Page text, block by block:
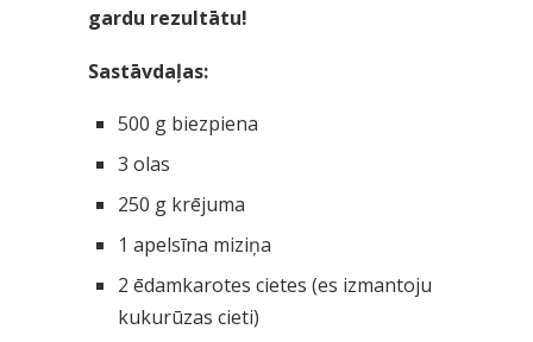
gardu rezultātu!
Sastāvdaļas:
500 g biezpiena
3 olas
250 g krējuma
1 apelsīna miziņa
2 ēdamkarotes cietes (es izmantoju
kukurūzas cieti)